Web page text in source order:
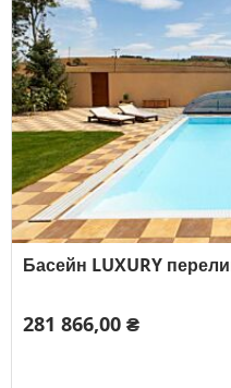
Басейн LUXURY
281 866,00 ₴